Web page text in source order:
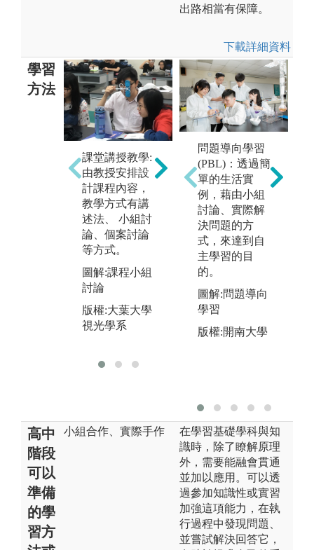
出路相當有保障。
下載詳細資料
學習
方法
課堂講授教學:
由教授安排設
計課程內容，
教學方式有講
述法、 小組討
論、個案討論
等方式。
圖解:課程小組
討論
版權:大葉大學
視光學系
實驗實作教學:
教授課程教學
並輔以業師共
同協助同學實
際操作學習。
圖解:實驗課程
教學
版權:大葉大學
視光學系
問題導向學習
(PBL)：透過簡
單的生活實
例，藉由小組
討論、實際解
決問題的方
式，來達到自
主學習的目
的。
圖解:問題導向
學習
版權:開南大學
高中
階段
可以
準備
的學
習方
小組合作、實際手作
在學習基礎學科與知
識時，除了瞭解原理
外，需要能融會貫通
並加以應用。可以透
過參加知識性或實習
加強這項能力，在執
行過程中發現問題、
並嘗試解決回答它，